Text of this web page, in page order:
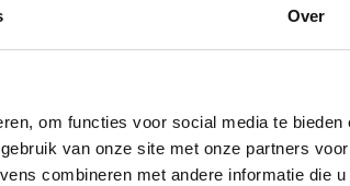
Over
om functies voor social media te bieden
van onze site met onze partners
combineren met andere informatie die
van deze
met teak
SKU
EAN